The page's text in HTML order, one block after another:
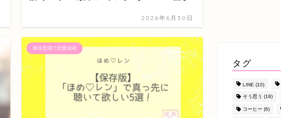
2026年6月30日
潜在意識で恋愛成就
タグ
LINE (10)
そう思う (18)
コーヒー (6)